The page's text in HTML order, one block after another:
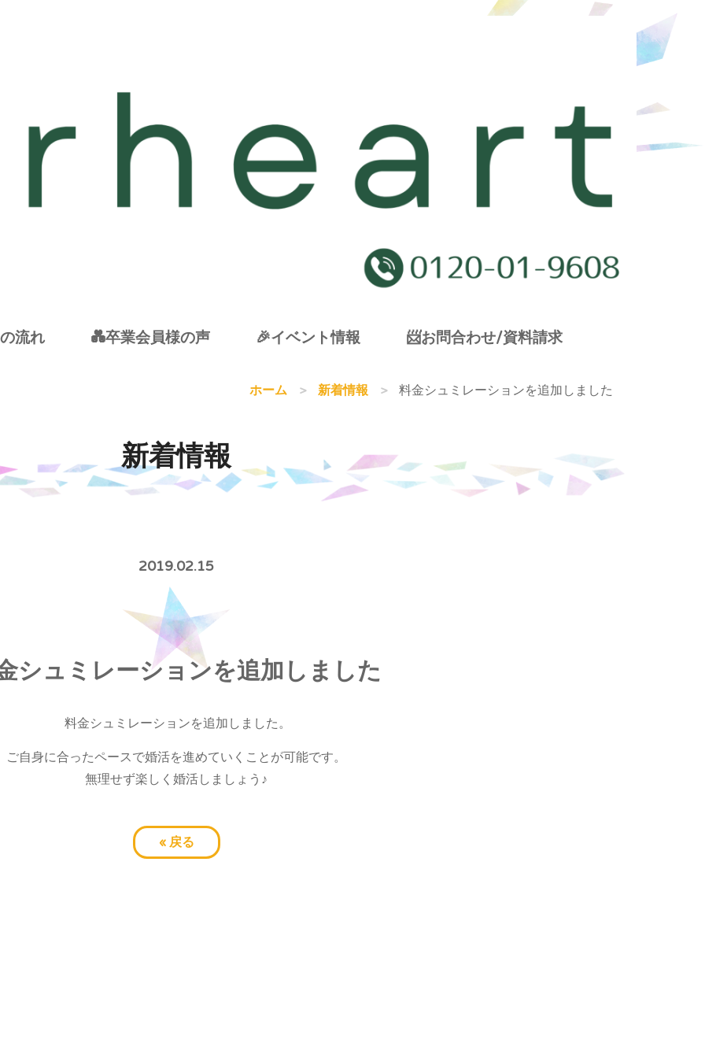
流れ 💑卒業会員様の声 🎉イベント情報 📨お問合わせ/資料請求
ホーム 新着情報 料金シュミレーションを追加しました
新着情報
2019.02.15
シュミレーションを追加しました
料金シュミレーションを追加しました。
ご自身に合ったペースで婚活を進めていくことが可能です。
無理せず楽しく婚活しましょう♪
« 戻る